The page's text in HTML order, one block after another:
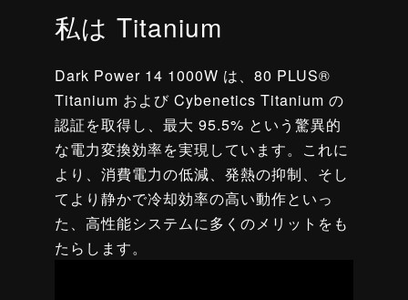
私は Titanium
Dark Power 14 1000W は、80 PLUS®
Titanium および Cybenetics Titanium の
認証を取得し、最大 95.5% という驚異的
な電力変換効率を実現しています。これに
より、消費電力の低減、発熱の抑制、そし
てより静かで冷却効率の高い動作といっ
た、高性能システムに多くのメリットをも
たらします。